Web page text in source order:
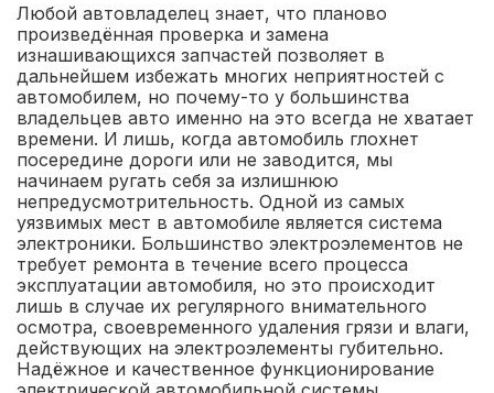
Любой автовладелец знает, что планово
произведённая проверка и замена
изнашивающихся запчастей позволяет в
дальнейшем избежать многих неприятностей с
автомобилем, но почему-то у большинства
владельцев авто именно на это всегда не хватает
времени. И лишь, когда автомобиль глохнет
посередине дороги или не заводится, мы
начинаем ругать себя за излишнюю
непредусмотрительность. Одной из самых
уязвимых мест в автомобиле является система
электроники. Большинство электроэлементов не
требует ремонта в течение всего процесса
эксплуатации автомобиля, но это происходит
лишь в случае их регулярного внимательного
осмотра, своевременного удаления грязи и влаги,
действующих на электроэлементы губительно.
Надёжное и качественное функционирование